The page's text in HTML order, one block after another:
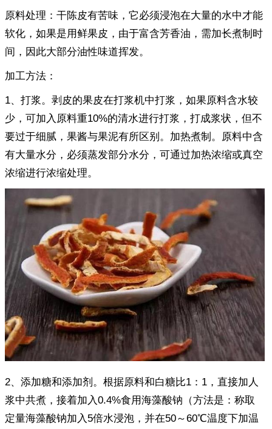
原料处理：干陈皮有苦味，它必须浸泡在大量的水中才能
软化，如果是用鲜果皮，由于富含芳香油，需加长煮制时
间，因此大部分油性味道挥发。
加工方法：
1、打浆。剥皮的果皮在打浆机中打浆，如果原料含水较
少，可加入原料重10%的清水进行打浆，打成浆状，但不
要过于细腻，果酱与果泥有所区别。加热煮制。原料中含
有大量水分，必须蒸发部分水分，可通过加热浓缩或真空
浓缩进行浓缩处理。
2、添加糖和添加剂。根据原料和白糖比1：1，直接加人
浆中共煮，接着加入0.4%食用海藻酸钠（方法是：称取
定量海藻酸钠加入5倍水浸泡，并在50～60℃温度下加温